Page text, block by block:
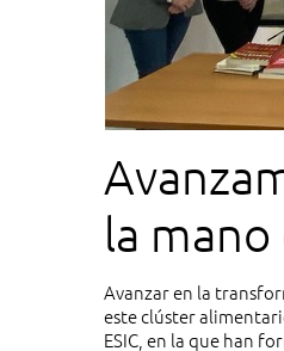
la mano
Avanzar en la
este clúster
ESIC, en la que han